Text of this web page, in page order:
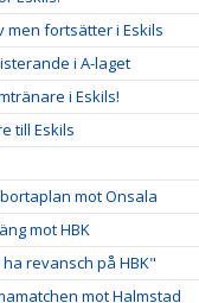
men fortsätter i Eskils
i A-laget
i Eskils!
till Eskils
mot Onsala
mot HBK
revansch på HBK"
mot Halmstad